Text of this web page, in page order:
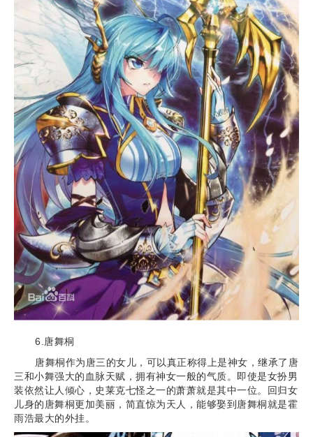
6.唐舞桐
唐舞桐作为唐三的女儿，可以真正称得上是神女，继承了唐
三和小舞强大的血脉天赋，拥有神女一般的气质。即使是女扮男
装依然让人倾心，史莱克七怪之一的萧萧就是其中一位。回归女
儿身的唐舞桐更加美丽，简直惊为天人，能够娶到唐舞桐就是霍
雨浩最大的外挂。